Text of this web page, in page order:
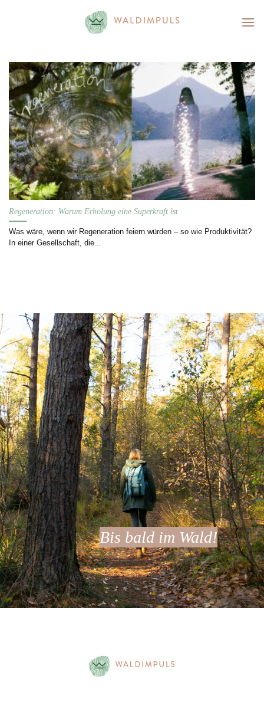
Regeneration: Warum Erholung eine Superkraft ist
Was wäre, wenn wir Regeneration feiern würden – so wie Produktivität?
In einer Gesellschaft, die...
Bis bald im Wald!